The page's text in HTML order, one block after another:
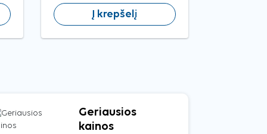
Į krepšelį
Geriausios
kainos